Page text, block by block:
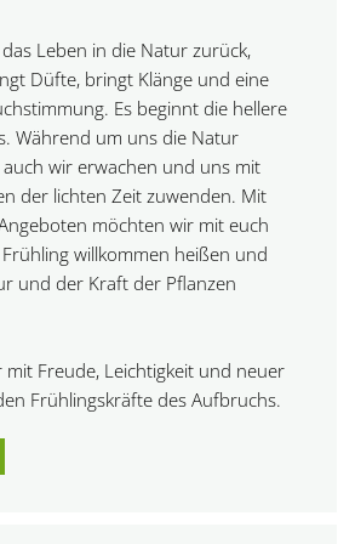
Leben in die Natur zurück,
Düfte, bringt Klänge und eine
Es beginnt die hellere
Während um uns die Natur
wir erwachen und uns mit
der lichten Zeit zuwenden. Mit
möchten wir mit euch
Frühling willkommen heißen und
und der Kraft der Pflanzen
mit Freude, Leichtigkeit und neuer
Frühlingskräfte des Aufbruchs.